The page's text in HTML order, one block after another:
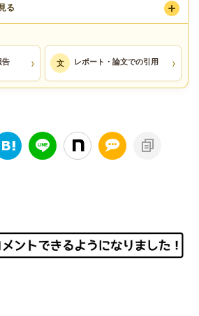
る
告 › 文 レポート・論文での引用 ›